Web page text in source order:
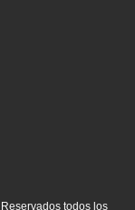
todos los